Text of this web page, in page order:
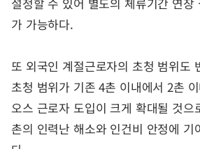
가 가능하다.
또 외국인 계절근로자의 초청 범위도
초청 범위가 기존 4촌 이내에서 2촌
오스 근로자 도입이 크게 확대될 것으
촌의 인력난 해소와 인건비 안정에 기